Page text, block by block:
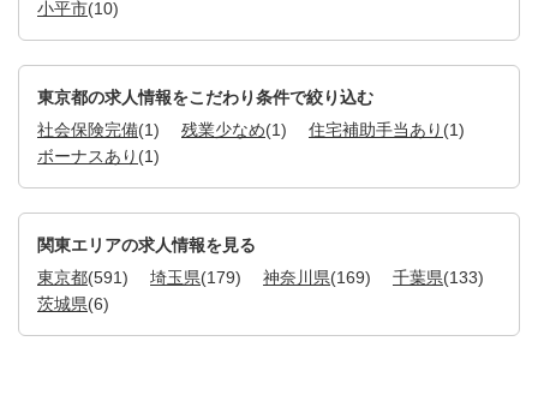
小平市(10)
東京都の求人情報をこだわり条件で絞り込む
社会保険完備(1) 残業少なめ(1) 住宅補助手当あり (1)
ボーナスあり (1)
関東エリアの求人情報を見る
東京都(591) 埼玉県(179) 神奈川県(169) 千葉県(133)
茨城県(6)